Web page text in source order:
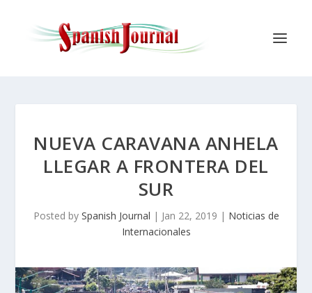
NUEVA CARAVANA ANHELA
LLEGAR A FRONTERA DEL
SUR
Posted by Spanish Journal | Jan 22, 2019 | Noticias de
Internacionales